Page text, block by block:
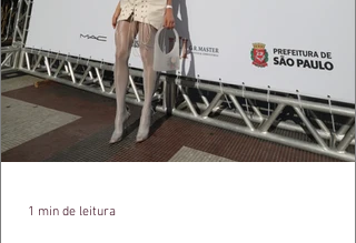
1 min de leitura